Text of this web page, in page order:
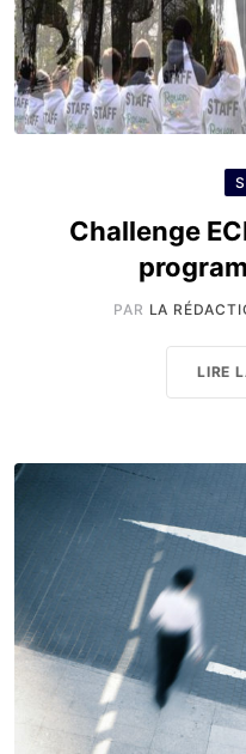
Challenge
PAR LA
LIRE